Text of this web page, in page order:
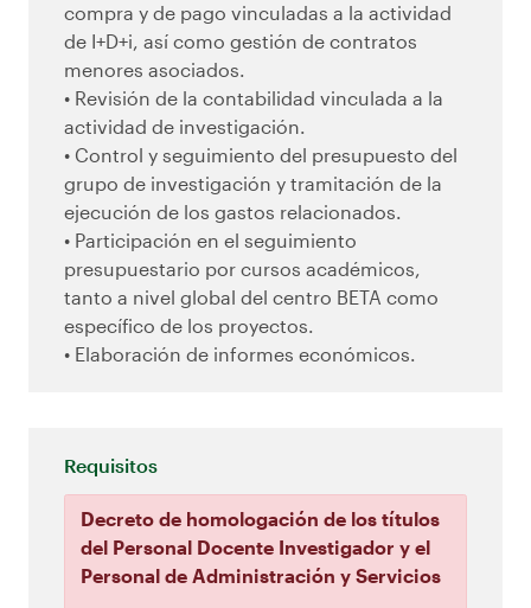
compra y de pago vinculadas a la actividad
de I+D+i, así como gestión de contratos
menores asociados.
• Revisión de la contabilidad vinculada a la
actividad de investigación.
• Control y seguimiento del presupuesto del
grupo de investigación y tramitación de la
ejecución de los gastos relacionados.
• Participación en el seguimiento
presupuestario por cursos académicos,
tanto a nivel global del centro BETA como
específico de los proyectos.
• Elaboración de informes económicos.
Requisitos
Decreto de homologación de los títulos
del Personal Docente Investigador y el
Personal de Administración y Servicios